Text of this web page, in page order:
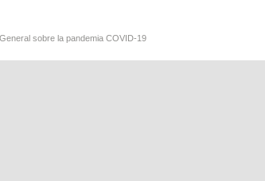
sobre la pandemia COVID-19